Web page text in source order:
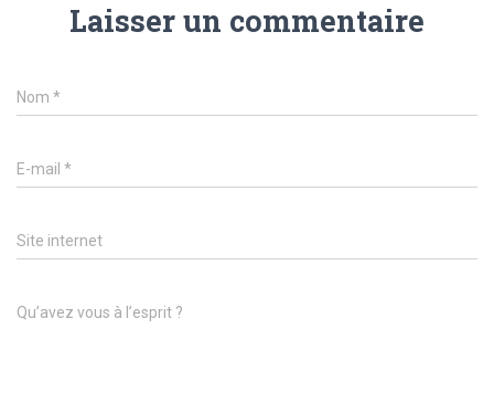
Laisser un commentaire
Nom *
E-mail *
Site internet
Qu’avez vous à l’esprit ?